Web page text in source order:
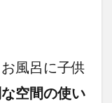
風呂に子供
空間の使い